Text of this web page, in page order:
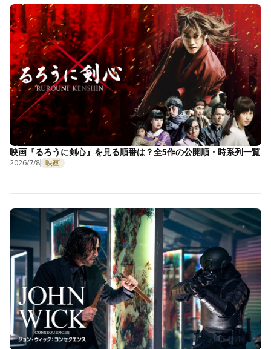
映画『るろうに剣心』を見る順番は？全5作の公開順・時系列一覧
2026/7/8 映画